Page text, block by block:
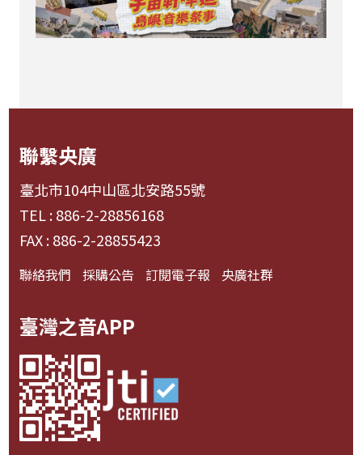
聯繫央廣
臺北市104中山區北安路55號
TEL : 886-2-28856168
FAX : 886-2-28855423
聯絡我們 採購公告 訂閱電子報 央廣社群
臺灣之音APP